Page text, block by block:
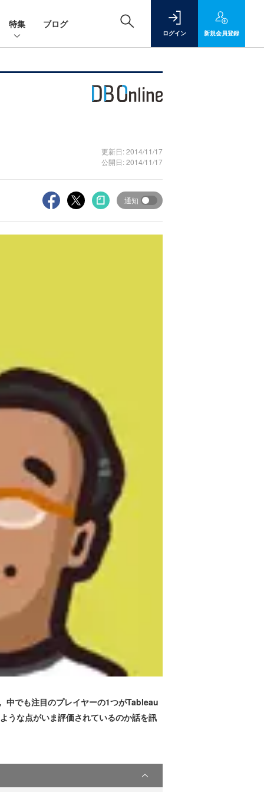
特集 ブログ
ログイン 新規会員登録
更新日: 2014/11/17
公開日: 2014/11/17
通知
でも注目のプレイヤーの1つがTableau
うな点がいま評価されているのか話を訊